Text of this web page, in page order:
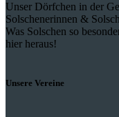
Unser Dörfchen in der
Solschenerinnen &
Was Solschen so
hier heraus!
Unsere Vereine